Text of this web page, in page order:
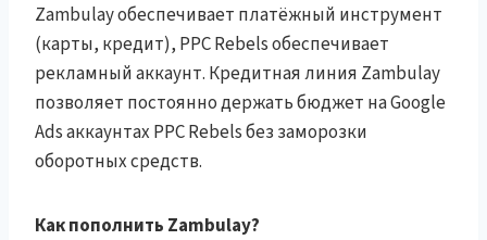
Zambulay обеспечивает платёжный инструмент
(карты, кредит), PPC Rebels обеспечивает
рекламный аккаунт. Кредитная линия Zambulay
позволяет постоянно держать бюджет на Google
Ads аккаунтах PPC Rebels без заморозки
оборотных средств.
Как пополнить Zambulay?